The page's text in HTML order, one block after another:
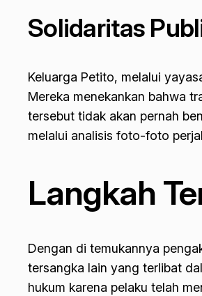
Solidaritas
Keluarga Petito, melalui
Mereka menekankan bahwa
tersebut tidak akan pernah
melalui analisis foto-foto
Langkah
Dengan di temukannya
tersangka lain yang terlibat
hukum karena pelaku telah